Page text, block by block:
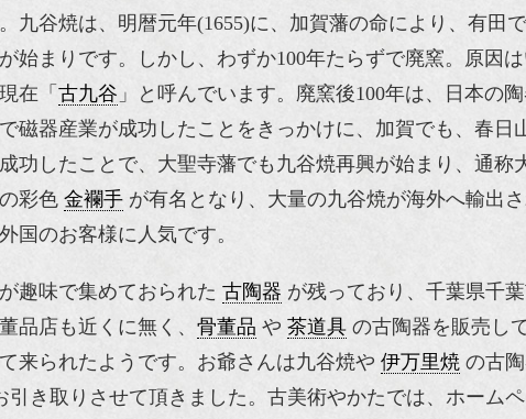
九谷焼は、明暦元年(1655)に、加賀藩の命により、有田
始まりです。しかし、わずか100年たらずで廃窯。原因
在「 古九谷 」と呼んでいます。廃窯後100年は、日本の
磁器産業が成功したことをきっかけに、加賀でも、春日
功したことで、大聖寺藩でも九谷焼再興が始まり、通称
彩色 金襴手 が有名となり、大量の九谷焼が海外へ輸出
国のお客様に人気です。
趣味で集めておられた 古陶器 が残っており、千葉県千
品店も近くに無く、 骨董品 や 茶道具 の古陶器を販売し
来られたようです。お爺さんは九谷焼や 伊万里焼 の古
引き取りさせて頂きました。古美術やかたでは、ホーム